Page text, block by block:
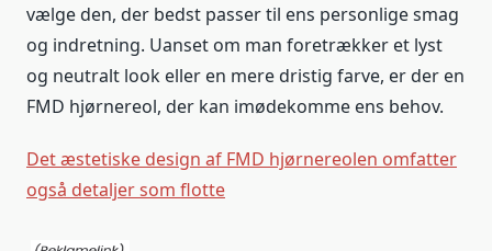
vælge den, der bedst passer til ens personlige smag
og indretning. Uanset om man foretrækker et lyst
og neutralt look eller en mere dristig farve, er der en
FMD hjørnereol, der kan imødekomme ens behov.
Det æstetiske design af FMD hjørnereolen omfatter
også detaljer som flotte